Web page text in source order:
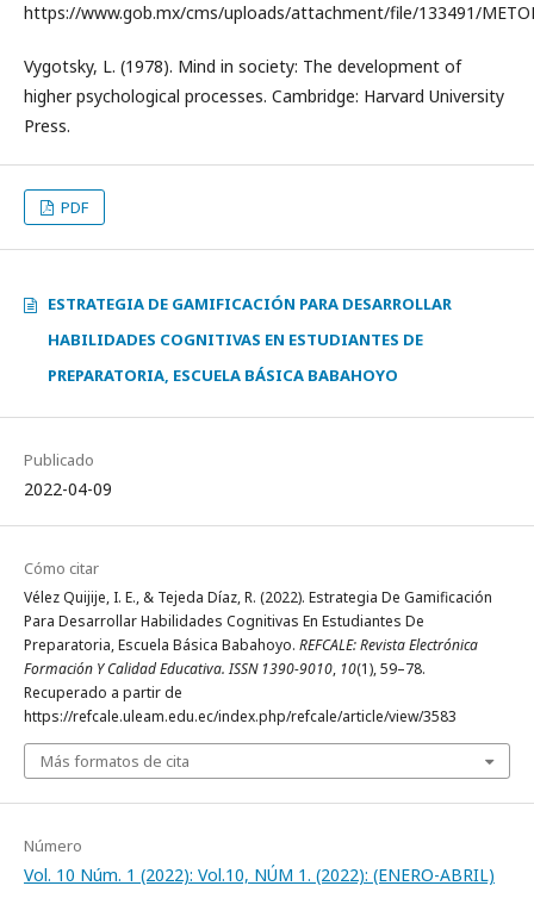
https://www.gob.mx/cms/uploads/attachment/file/133491/
Vygotsky, L. (1978). Mind in society: The development of
higher psychological processes. Cambridge: Harvard University
Press.
PDF
ESTRATEGIA DE GAMIFICACIÓN PARA DESARROLLAR
HABILIDADES COGNITIVAS EN ESTUDIANTES DE
PREPARATORIA, ESCUELA BÁSICA BABAHOYO
Publicado
2022-04-09
Cómo citar
Vélez Quijije, I. E., & Tejeda Díaz, R. (2022). Estrategia De Gamificación
Para Desarrollar Habilidades Cognitivas En Estudiantes De
Preparatoria, Escuela Básica Babahoyo. REFCALE: Revista Electrónica
Formación Y Calidad Educativa. ISSN 1390-9010, 10(1), 59–78.
Recuperado a partir de
https://refcale.uleam.edu.ec/index.php/refcale/article/view/3583
Más formatos de cita
Número
Vol. 10 Núm. 1 (2022): Vol.10, NÚM 1. (2022): (ENERO-ABRIL)